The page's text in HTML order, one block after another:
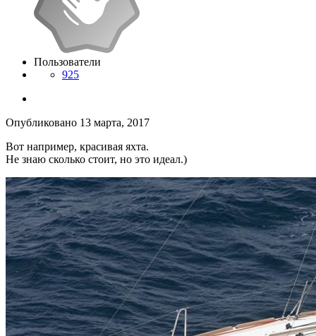
Пользователи
925
Опубликовано 13 марта, 2017
Вот например, красивая яхта.
Не знаю сколько стоит, но это идеал.)